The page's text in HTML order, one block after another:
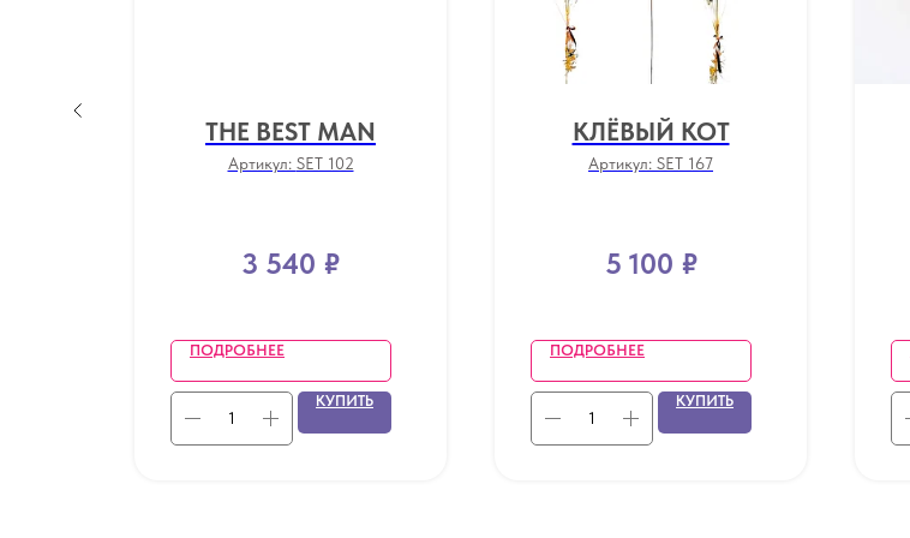
THE BEST MAN
Артикул: SET 102
3 540 ₽
ПОДРОБНЕЕ
КУПИТЬ
КЛЁВЫЙ КОТ
Артикул: SET 167
5 100 ₽
ПОДРОБНЕЕ
КУПИТЬ